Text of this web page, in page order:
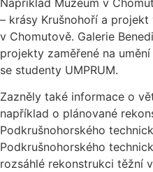
Například Muzeum v
– krásy Krušnohoří a
v Chomutově. Galerie
projekty zaměřené na
se studenty UMPRUM.
Zazněly také informace o
například o plánované
Podkrušnohorského
Podkrušnohorského
rozsáhlé rekonstrukci těžní